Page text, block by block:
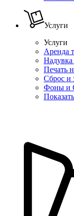
Услуги
Услуги
Аренда
Печать
Сброс и
Фоны и